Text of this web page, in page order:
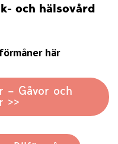
och hälsovård
här
– Gåvor och
>>